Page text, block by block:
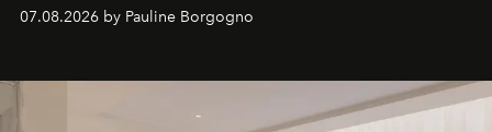
inédites et plongée dans les coulisses d'un phénomène
générationnel.
07.08.2026 by Pauline Borgogno